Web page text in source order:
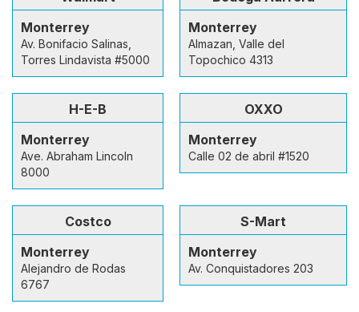
Monterrey
Av. Bonifacio Salinas,
Torres Lindavista #5000
Monterrey
Almazan, Valle del
Topochico 4313
H-E-B
Monterrey
Ave. Abraham Lincoln
8000
OXXO
Monterrey
Calle 02 de abril #1520
Costco
Monterrey
Alejandro de Rodas
6767
S-Mart
Monterrey
Av. Conquistadores 203